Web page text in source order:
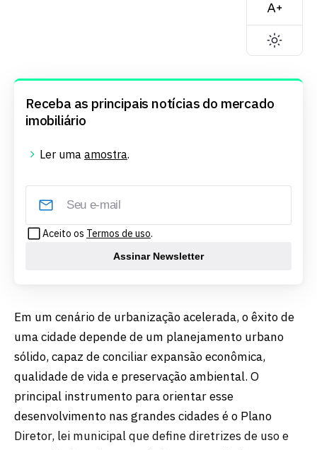
Receba as principais notícias do mercado
imobiliário
Ler uma amostra.
Aceito os Termos de uso.
Assinar Newsletter
Em um cenário de urbanização acelerada, o êxito de
uma cidade depende de um planejamento urbano
sólido, capaz de conciliar expansão econômica,
qualidade de vida e preservação ambiental. O
principal instrumento para orientar esse
desenvolvimento nas grandes cidades é o Plano
Diretor, lei municipal que define diretrizes de uso e